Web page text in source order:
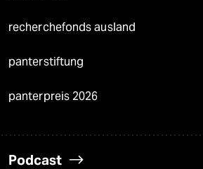
recherchefonds ausland
panterstiftung
panterpreis 2026
Podcast